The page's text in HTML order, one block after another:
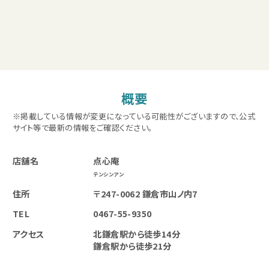
概要
※掲載している情報が変更になっている可能性がございますので、公式
サイト等で最新の情報をご確認ください。
店舗名 点心庵
テンシンアン
住所
〒247-0062 鎌倉市山ノ内7
TEL
0467-55-9350
アクセス
北鎌倉駅から徒歩14分
鎌倉駅から徒歩21分